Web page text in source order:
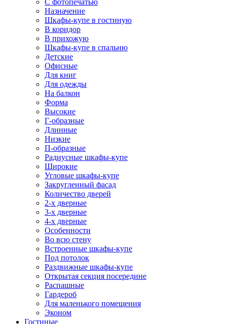
С фотопечатью
Назначение
Шкафы-купе в гостиную
В коридор
В прихожую
Шкафы-купе в спальню
Детские
Офисные
Для книг
Для одежды
На балкон
Форма
Высокие
Г-образные
Длинные
Низкие
П-образные
Радиусные шкафы-купе
Широкие
Угловые шкафы-купе
Закругленный фасад
Количество дверей
2-х дверные
3-х дверные
4-х дверные
Особенности
Во всю стену
Встроенные шкафы-купе
Под потолок
Раздвижные шкафы-купе
Открытая секция посередине
Распашные
Гардероб
Для маленького помещения
Эконом
Гостиные